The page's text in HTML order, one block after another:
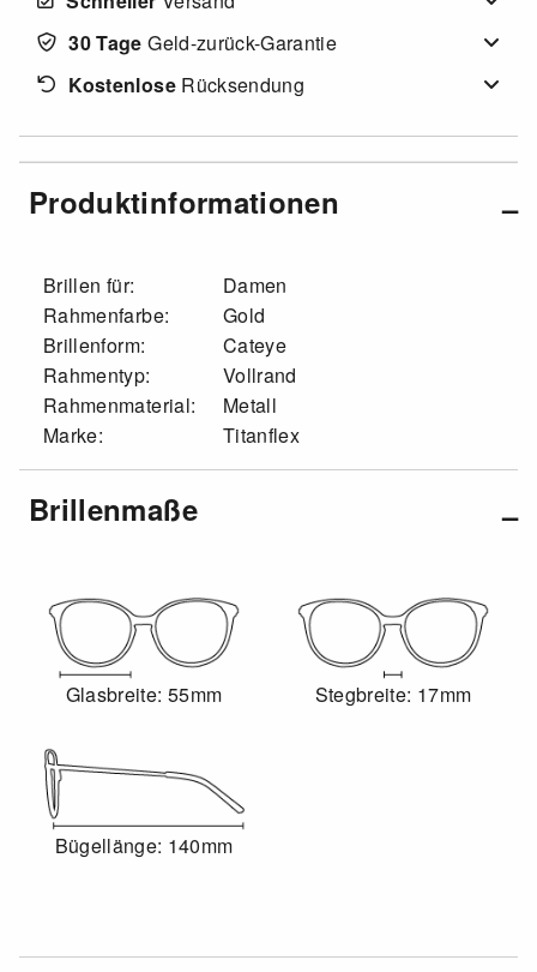
30 Tage Geld-zurück-Garantie
KostenloseRücksendung
Produktinformationen
Brillen für:
Damen
Rahmenfarbe:
Gold
Brillenform:
Cateye
Rahmentyp:
Vollrand
Rahmenmaterial:
Metall
Marke:
Titanflex
Brillenmaße
Glasbreite: 55mm Stegbreite: 17mm
Bügellänge: 140mm